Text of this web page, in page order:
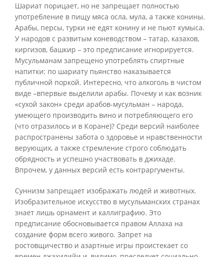
Шариат порицает, но не запрещает полностью
употребление в пищу мяса осла, мула, а также конины.
Арабы, персы, турки не едят конину и не пьют кумыса.
У народов с развитым коневодством – татар, казахов,
киргизов, башкир – это предписание игнорируется.
Мусульманам запрещено употреблять спиртные
напитки: по шариату пьянство наказывается
публичной поркой. Интересно, что алкоголь в чистом
виде –впервые выделили арабы. Почему и как возник
«сухой закон» среди арабов-мусульман – народа,
умеющего производить вино и потребляющего его
(что отразилось и в Коране)? Среди версий наиболее
распространены забота о здоровье и нравственности
верующих, а также стремление строго соблюдать
обрядность и успешно участвовать в джихаде.
Впрочем, у данных версий есть контраргументы.
Суннизм запрещает изображать людей и животных.
Изобразительное искусство в мусульманских странах
знает лишь орнамент и каллиграфию. Это
предписание обосновывается правом Аллаха на
создание форм всего живого. Запрет на
ростовщичество и азартные игры проистекает со